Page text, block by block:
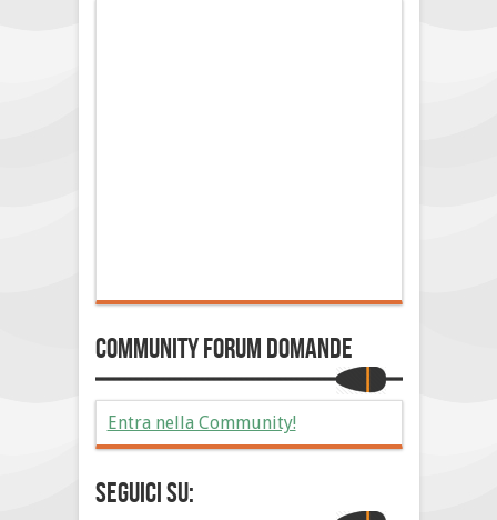
Community Forum Domande
Entra nella Community!
Seguici su: